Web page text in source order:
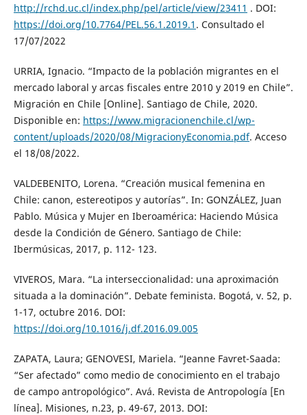
http://rchd.uc.cl/index.php/pel/article/view/23411 . DOI:
https://doi.org/10.7764/PEL.56.1.2019.1 . Consultado el
17/07/2022
URRIA, Ignacio. “Impacto de la población migrantes en el
mercado laboral y arcas fiscales entre 2010 y 2019 en Chile”.
Migración en Chile [Online]. Santiago de Chile, 2020.
Disponible en: https://www.migracionenchile.cl/wp-
content/uploads/2020/08/MigracionyEconomia.pdf. Acceso
el 18/08/2022.
VALDEBENITO, Lorena. “Creación musical femenina en
Chile: canon, estereotipos y autorías”. In: GONZÁLEZ, Juan
Pablo. Música y Mujer en Iberoamérica: Haciendo Música
desde la Condición de Género. Santiago de Chile:
Ibermúsicas, 2017, p. 112- 123.
VIVEROS, Mara. “La interseccionalidad: una aproximación
situada a la dominación”. Debate feminista. Bogotá, v. 52, p.
1-17, octubre 2016. DOI:
https://doi.org/10.1016/j.df.2016.09.005
ZAPATA, Laura; GENOVESI, Mariela. “Jeanne Favret-Saada:
“Ser afectado” como medio de conocimiento en el trabajo
de campo antropológico”. Avá. Revista de Antropología [En
línea]. Misiones, n.23, p. 49-67, 2013. DOI: